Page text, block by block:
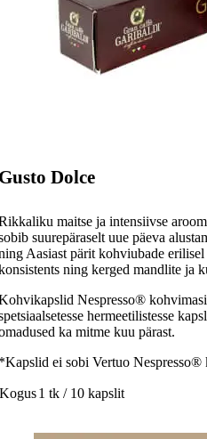
Dolce
maitse ja intensiivse
suurepäraselt uue päeva
Aasiast pärit kohviubade
ning kerged mandlite ja
Nespresso®
hermeetilistesse
ka mitme kuu pärast.
ei sobi Vertuo Nespresso®
Kogus1 tk / 10 kapslit